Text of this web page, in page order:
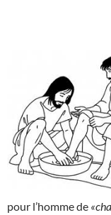
pour l’homme de